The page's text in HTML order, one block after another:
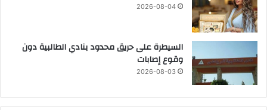
2026-08-04
السيطرة على حريق محدود بنادي الطالبية دون
وقوع إصابات
2026-08-03